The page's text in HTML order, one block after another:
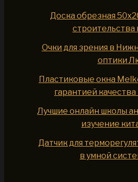
Доска обрезная
строительства
Очки для зрения в
оптики
Пластиковые окна
гарантией
Лучшие онлайн школы
изучение
Датчик для
в умной